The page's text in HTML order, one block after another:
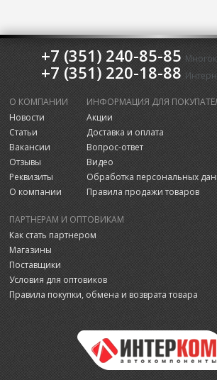
+7 (351) 240-85-85
+7 (351) 220-18-88
О КОМПАНИИ
Новости
Статьи
Вакансии
Отзывы
Реквизиты
О компании
ИНФОРМАЦИЯ ДЛЯ
Акции
Доставка и оплата
Вопрос-ответ
Видео
Обработка персональных
Правила продажи товаров
ПАРТНЕРАМ И ОПТОВИКАМ
Как стать партнером
Магазины
Поставщики
Условия для оптовиков
Правила покупки, обмена и возврата товара